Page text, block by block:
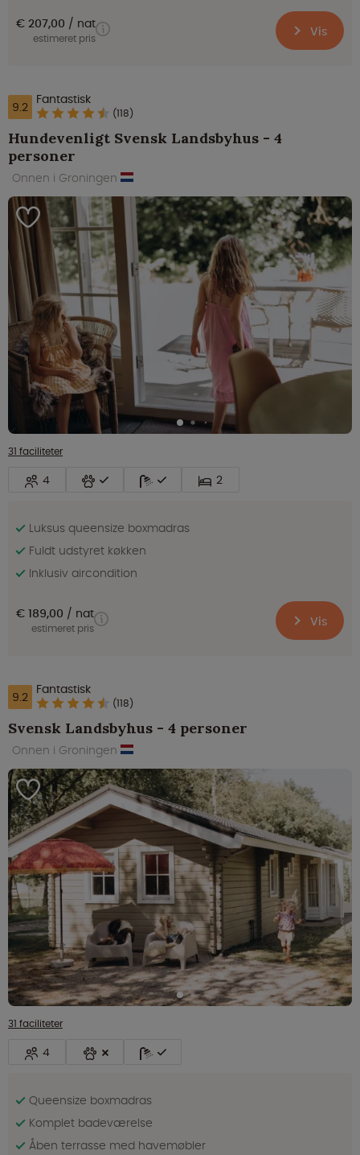
€ 207,00 nat
estimeret pris Vis
9.2 Fantastisk
(118)
Hundevenligt Svensk Landsbyhus - 4
personer
Onnen i Groningen
31 faciliteter
4 2
Luksus queensize boxmadras
Fuldt udstyret køkken
Inklusiv aircondition
€ 189,00 nat
estimeret pris Vis
9.2 Fantastisk
(118)
Svensk Landsbyhus - 4 personer
Onnen i Groningen
31 faciliteter
4
Queensize boxmadras
Komplet badeværelse
Åben terrasse med havemøbler